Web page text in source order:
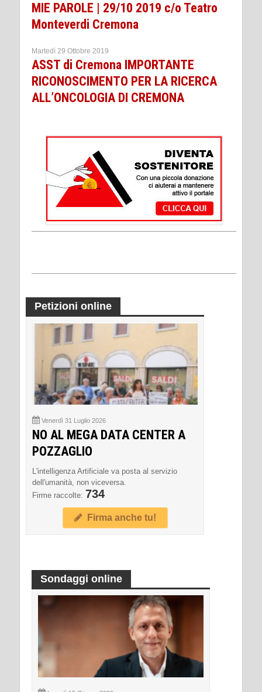
MIE PAROLE | 29/10 2019 c/o Teatro
Monteverdi Cremona
Martedì 29 Ottobre 2019
ASST di Cremona IMPORTANTE
RICONOSCIMENTO PER LA RICERCA
ALL’ONCOLOGIA DI CREMONA
Petizioni online
Venerdì 31 Luglio 2026
NO AL MEGA DATA CENTER A
POZZAGLIO
L'intelligenza Artificiale va posta al servizio
dell'umanità, non viceversa.
Firme raccolte: 734
Firma anche tu!
Sondaggi online